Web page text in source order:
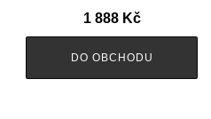
1 888 Kč
DO OBCHODU